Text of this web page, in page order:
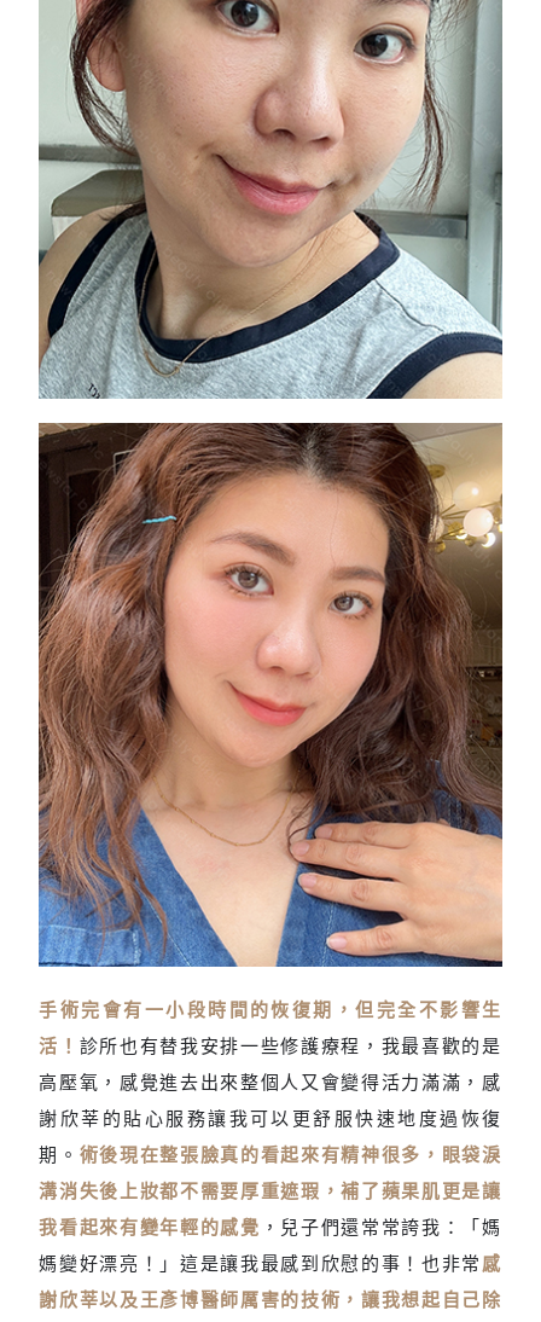
素顏眼睛也明亮乾淨
術後更顯年輕有氣色
手術完會有一小段時間的恢復期，但完全不影響生
活！ 診所也有替我安排一些修護療程，我最喜歡的是
高壓氧，感覺進去出來整個人又會變得活力滿滿，感
謝欣莘的貼心服務讓我可以更舒服快速地度過恢復
期。 術後現在整張臉真的看起來有精神很多，眼袋淚
溝消失後上妝都不需要厚重遮瑕，補了蘋果肌更是讓
我看起來有變年輕的感覺 ，兒子們還常常誇我：「媽
媽變好漂亮！」這是讓我最感到欣慰的事！也非常 感
謝欣莘以及王彥博醫師厲害的技術，讓我想起自己除